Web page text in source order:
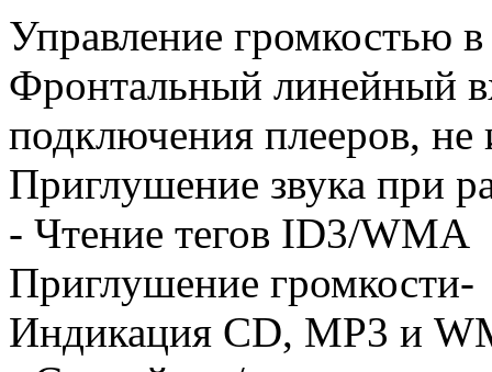
Управление громкостью
Фронтальный линейный
подключения плееров,
Приглушение звука при
- Чтение тегов ID3/WMA
Приглушение громкости-
Индикация CD, MP3 и